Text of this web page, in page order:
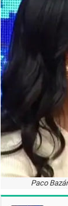
Paco